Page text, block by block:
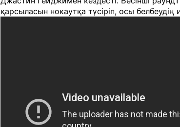
қарсыласын нокаутқа түсіріп, осы белбеудің